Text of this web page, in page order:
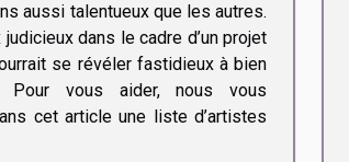
aussi talentueux que les autres.
judicieux dans le cadre d’un projet
se révéler fastidieux à bien
Pour vous aider, nous vous
cet article une liste d’artistes